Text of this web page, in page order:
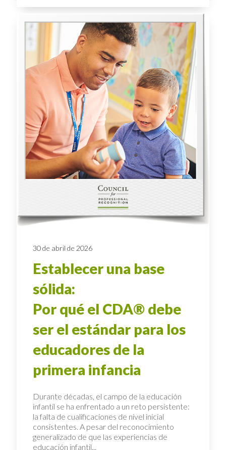
30 de abril de 2026
Establecer una base
sólida:
Por qué el CDA® debe
ser el estándar para los
educadores de la
primera infancia
Durante décadas, el campo de la educación
infantil se ha enfrentado a un reto persistente:
la falta de cualificaciones de nivel inicial
consistentes. A pesar del reconocimiento
generalizado de que las experiencias de
educación infantil...